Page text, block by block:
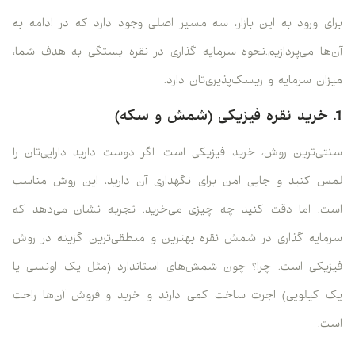
برای ورود به این بازار، سه مسیر اصلی وجود دارد که در ادامه به
آن‌ها می‌پردازیم.نحوه سرمایه گذاری در نقره بستگی به هدف شما،
میزان سرمایه و ریسک‌پذیری‌تان دارد.
1. خرید نقره فیزیکی (شمش و سکه)
سنتی‌ترین روش، خرید فیزیکی است. اگر دوست دارید دارایی‌تان را
لمس کنید و جایی امن برای نگهداری آن دارید، این روش مناسب
است. اما دقت کنید چه چیزی می‌خرید. تجربه نشان می‌دهد که
سرمایه گذاری در شمش نقره بهترین و منطقی‌ترین گزینه در روش
فیزیکی است. چرا؟ چون شمش‌های استاندارد (مثل یک اونسی یا
یک کیلویی) اجرت ساخت کمی دارند و خرید و فروش آن‌ها راحت
است.